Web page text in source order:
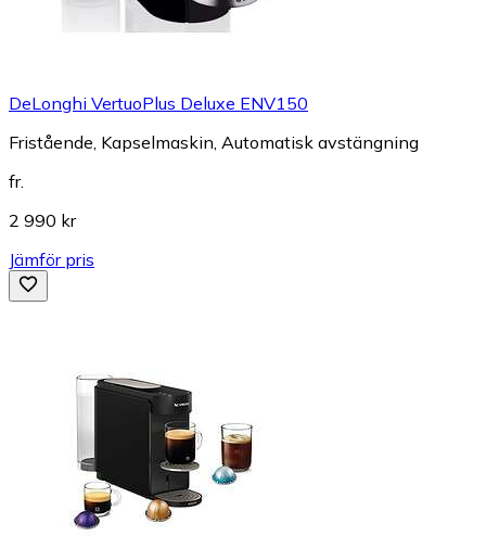
DeLonghi VertuoPlus Deluxe ENV150
Fristående, Kapselmaskin, Automatisk avstängning
fr.
2 990 kr
Jämför pris